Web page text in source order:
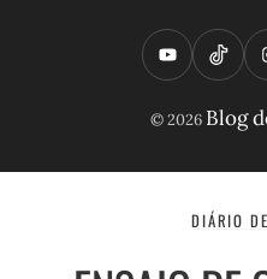
Y
o
t
T
i
t
o
© 2026 Blog
DIÁRIO